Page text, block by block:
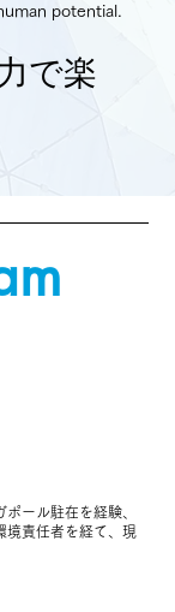
potential.
で楽
ール駐在を経験、
境責任者を経て、現